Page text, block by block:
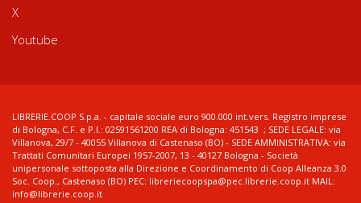
X
Youtube
LIBRERIE.COOP S.p.a. - capitale sociale euro 900.000 int.vers. Registro imprese
di Bologna, C.F. e P.I.: 02591561200 REA di Bologna: 451543 ; SEDE LEGALE: via
Villanova, 29/7 - 40055 Villanova di Castenaso (BO) - SEDE AMMINISTRATIVA: via
Trattati Comunitari Europei 1957-2007, 13 - 40127 Bologna - Società
unipersonale sottoposta alla Direzione e Coordinamento di Coop Alleanza 3.0
Soc. Coop., Castenaso (BO) PEC: libreriecoopspa@pec.librerie.coop.it MAIL:
info@librerie.coop.it